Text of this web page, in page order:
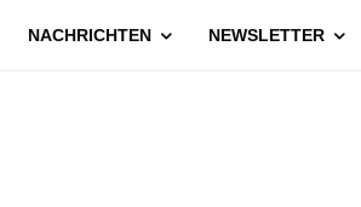
NACHRICHTEN NEWSLETTER